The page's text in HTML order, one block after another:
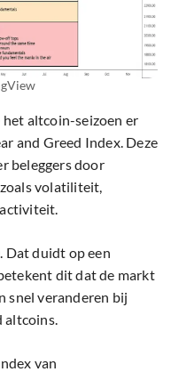
altcoin-seizoen er
and Greed Index. Deze
beleggers door
volatiliteit,
Dat duidt op een
dit dat de markt
snel veranderen bij
van